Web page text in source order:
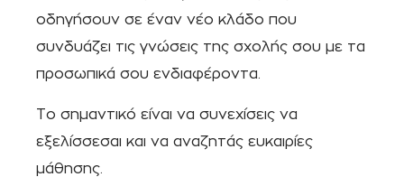
οδηγήσουν σε έναν νέο κλάδο που
συνδυάζει τις γνώσεις της σχολής σου με τα
προσωπικά σου ενδιαφέροντα.
Το σημαντικό είναι να συνεχίσεις να
εξελίσσεσαι και να αναζητάς ευκαιρίες
μάθησης.